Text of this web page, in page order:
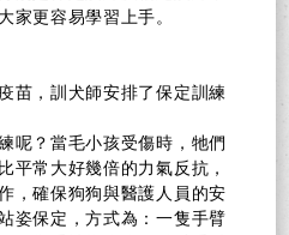
家更容易學習上手。
苗，訓犬師安排了保定訓練
呢？當毛小孩受傷時，牠們
平常大好幾倍的力氣反抗，
，確保狗狗與醫護人員的安
姿保定，方式為：一隻手臂